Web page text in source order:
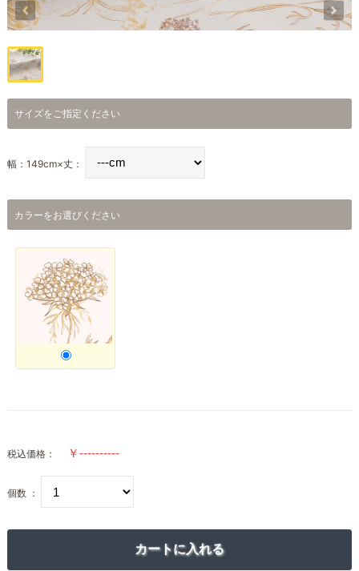
サイズをご指定ください
幅：149cm×丈：
カラーをお選びください
税込価格：
個数 ：